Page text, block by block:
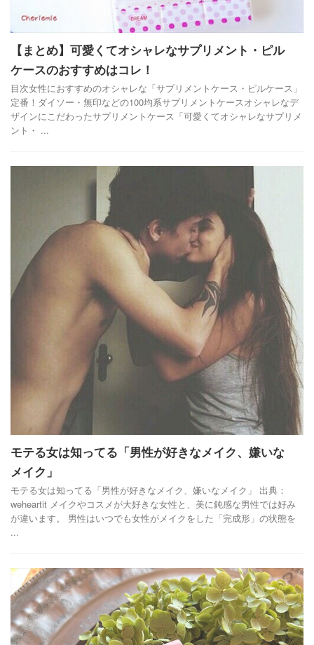
【まとめ】可愛くてオシャレなサプリメント・ピル
ケースのおすすめはコレ！
目次女性におすすめのオシャレな「サプリメントケース・ピルケース」
定番！ダイソー・無印などの100均系サプリメントケースオシャレなデ
ザインにこだわったサプリメントケース「可愛くてオシャレなサプリメ
ント・ ...
モテる女は知ってる「男性が好きなメイク、嫌いな
メイク」
モテる女は知ってる「男性が好きなメイク、嫌いなメイク」 出典：
weheartit メイクやコスメが大好きな女性と、美に鈍感な男性では好み
が違います。 男性はいつでも女性がメイクをした「完成形」の状態を
...